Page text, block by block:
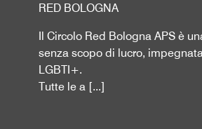
RED BOLOGNA
Il Circolo Red Bologna APS è
senza scopo di lucro,
LGBTI+.
Tutte le a [...]